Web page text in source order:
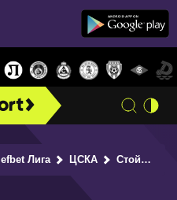
efbet Лига ЦСКА Стойчо Младенов: Рано или късно фарсът в българския футбол ще приключи (ВИДЕО)